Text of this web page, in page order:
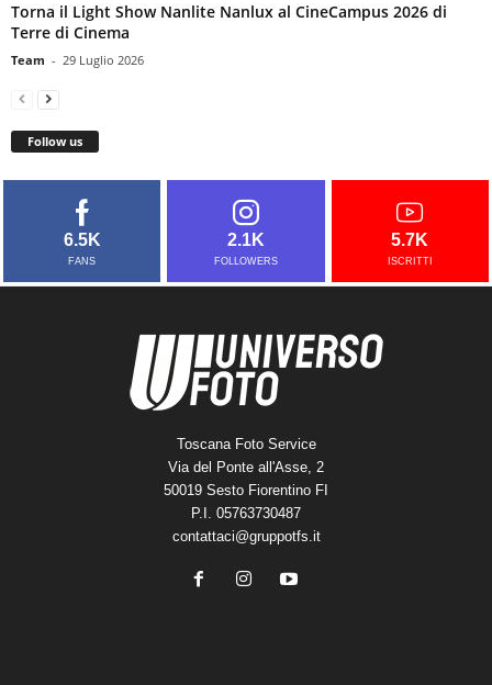
Torna il Light Show Nanlite Nanlux al CineCampus 2026 di
Terre di Cinema
Team - 29 Luglio 2026
Follow us
6.5K
FANS
2.1K
FOLLOWERS
5.7K
ISCRITTI
Toscana Foto Service
Via del Ponte all'Asse, 2
50019 Sesto Fiorentino FI
P.I. 05763730487
contattaci@gruppotfs.it